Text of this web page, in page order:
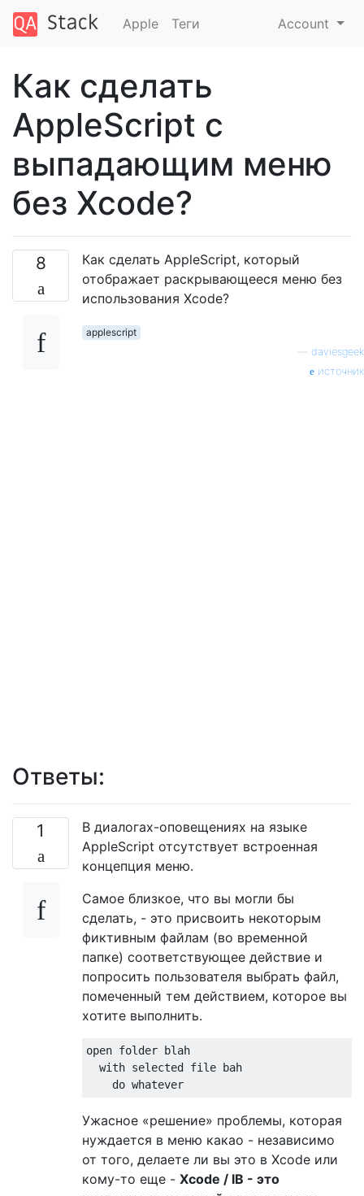
Apple Теги Account
Как сделать
AppleScript с
выпадающим меню
без Xcode?
8
Как сделать AppleScript, который
отображает раскрывающееся меню без
использования Xcode?
applescript
daviesgeek
источник
Ответы:
1
В диалогах-оповещениях на языке
AppleScript отсутствует встроенная
концепция меню.
Самое близкое, что вы могли бы
сделать, - это присвоить некоторым
фиктивным файлам (во временной
папке) соответствующее действие и
попросить пользователя выбрать файл,
помеченный тем действием, которое вы
хотите выполнить.
open folder blah
with selected file bah
do whatever
Ужасное «решение» проблемы, которая
нуждается в меню какао - независимо
от того, делаете ли вы это в Xcode или
кому-то еще - Xcode / IB - это